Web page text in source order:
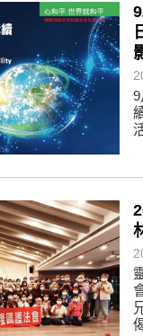
斷流動地，安靜下來，
妄想，當下即圓滿。
現下煩惱，不隨就不會
是學著拭去塵埃。
小的慈悲，它是無盡的
下雨，當雨過天晴，雨
煩惱，便能讓生活自在
業，消極是惡業，悲觀
斷流動地，安靜下來，